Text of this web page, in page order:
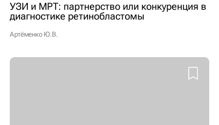
УЗИ и МРТ: партнерство или конкуренция в
диагностике ретинобластомы
Артёменко Ю.В.